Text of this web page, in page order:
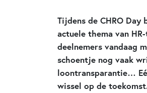
Tijdens de CHRO
actuele thema van
deelnemers vandaag
schoentje nog vaak
loontransparantie…
wissel op de